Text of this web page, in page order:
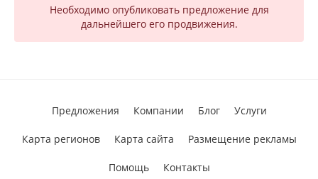
Необходимо опубликовать предложение для
дальнейшего его продвижения.
Предложения Компании Блог Услуги
Карта регионов Карта сайта Размещение рекламы
Помощь Контакты